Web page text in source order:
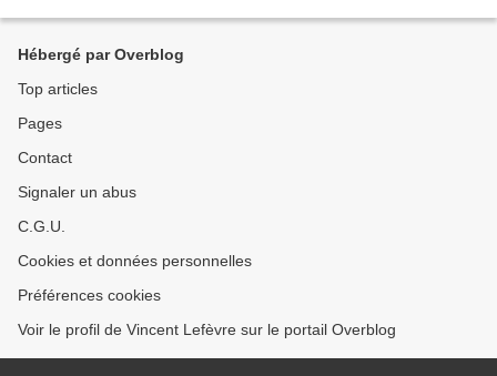
Hébergé par Overblog
Top articles
Pages
Contact
Signaler un abus
C.G.U.
Cookies et données personnelles
Préférences cookies
Voir le profil de Vincent Lefèvre sur le portail Overblog